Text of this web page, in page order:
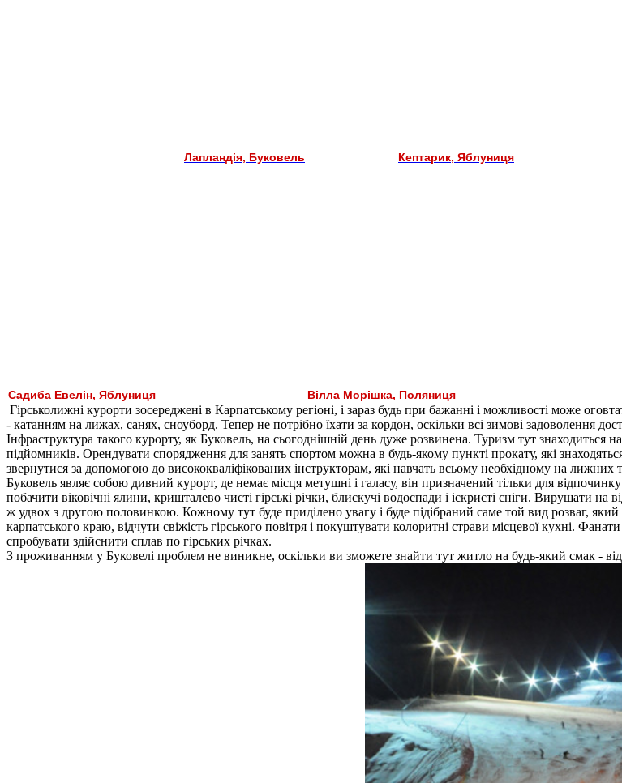
Лапландія, Буковель Кептарик, Яблуниця
Садиба Евелін, Яблуниця Вілла Морішка, Поляниця
Гірськолижні курорти зосереджені в Карпатському регіоні, і зараз будь при бажанні і можливості може
- катанням на лижах, санях, сноуборд. Тепер не потрібно їхати за кордон, оскільки всі зимові задоволення
Інфраструктура такого курорту, як Буковель, на сьогоднішній день дуже розвинена. Туризм тут знаходиться
підйомників. Орендувати спорядження для занять спортом можна в будь-якому пункті прокату, які
звернутися за допомогою до висококваліфікованих інструкторам, які навчать всьому необхідному на лижних
Буковель являє собою дивний курорт, де немає місця метушні і галасу, він призначений тільки для
побачити віковічні ялини, кришталево чисті гірські річки, блискучі водоспади і іскристі сніги. Вирушати
ж удвох з другою половинкою. Кожному тут буде приділено увагу і буде підібраний саме той вид розваг,
карпатського краю, відчути свіжість гірського повітря і покуштувати колоритні страви місцевої кухні.
спробувати здійснити сплав по гірських річках.
З проживанням у Буковелі проблем не виникне, оскільки ви зможете знайти тут житло на будь-який смак - від